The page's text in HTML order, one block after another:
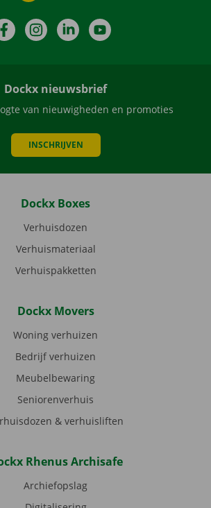
FacebookInstagramLinkedIn
Dockx nieuwsbrief
van nieuwigheden en promoties
INSCHRIJVEN
Dockx Boxes
Verhuisdozen
Verhuismateriaal
Verhuispakketten
Dockx Movers
Woning verhuizen
Bedrijf verhuizen
Meubelbewaring
Seniorenverhuis
& verhuisliften
Rhenus Archisafe
Archiefopslag